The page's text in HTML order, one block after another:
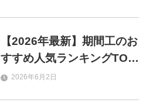
【2026年最新】期間工のお
すすめ人気ランキングTOP
8！目的別の選び方から優
2026年6月2日